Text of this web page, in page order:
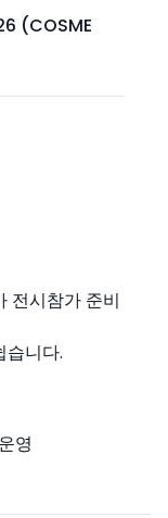
(COSME
전시참가 준비
습니다.
영